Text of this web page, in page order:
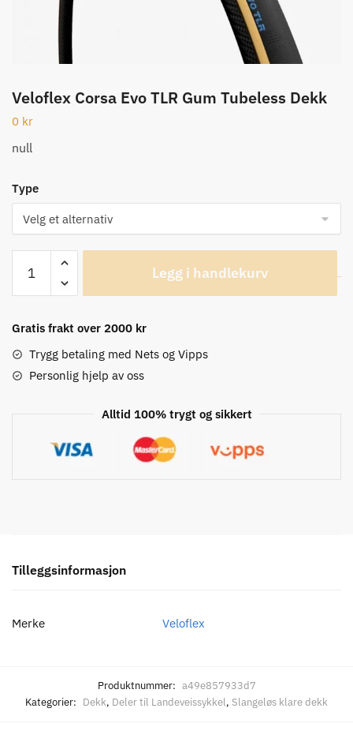
Veloflex Corsa Evo TLR Gum Tubeless Dekk
0 kr
null
Type
Corsa
Evo
Gum
Tubeless
Dekk
Legg i handlekurv
Gratis frakt over 2000 kr
Trygg betaling med Nets og Vipps
Personlig hjelp av oss
Alltid 100% trygt og sikkert
Tilleggsinformasjon
Merke Veloflex
Produktnummer: a49e857933d7
Kategorier: Dekk, Deler til Landeveissykkel, Slangeløs klare dekk